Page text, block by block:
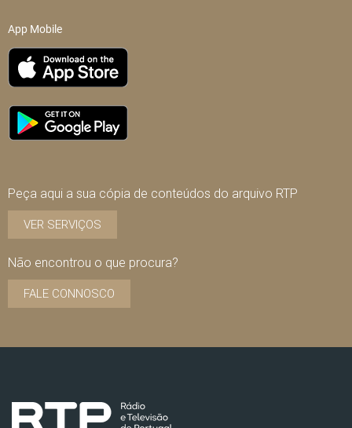
App Mobile
Peça aqui a sua cópia de conteúdos do arquivo RTP
VER SERVIÇOS
Não encontrou o que procura?
FALE CONNOSCO